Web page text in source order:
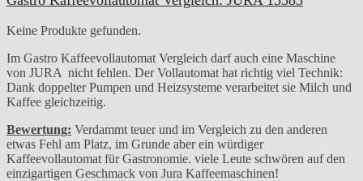
Keine Produkte gefunden.
Im Gastro Kaffeevollautomat Vergleich darf auch eine Maschine
von JURA nicht fehlen. Der Vollautomat hat richtig viel Technik:
Dank doppelter Pumpen und Heizsysteme verarbeitet sie Milch und
Kaffee gleichzeitig.
Bewertung: Verdammt teuer und im Vergleich zu den anderen
etwas Fehl am Platz, im Grunde aber ein würdiger
Kaffeevollautomat für Gastronomie. viele Leute schwören auf den
einzigartigen Geschmack von Jura Kaffeemaschinen!